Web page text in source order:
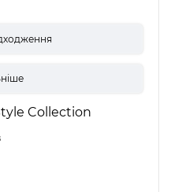
Collection